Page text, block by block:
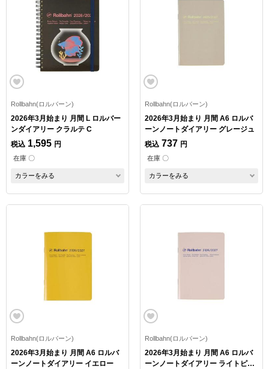
Rollbahn(ロルバーン)
2026年3月始まり 月間 L ロルバー
ンダイアリー クラルテ C
税込 1,595 円
在庫 〇
カラーをみる
Rollbahn(ロルバーン)
2026年3月始まり 月間 A6 ロルバ
ーンノートダイアリー グレージュ
税込 737 円
在庫 〇
カラーをみる
Rollbahn(ロルバーン)
2026年3月始まり 月間 A6 ロルバ
ーンノートダイアリー イエロー
Rollbahn(ロルバーン)
2026年3月始まり 月間 A6 ロルバ
ーンノートダイアリー ライトピン